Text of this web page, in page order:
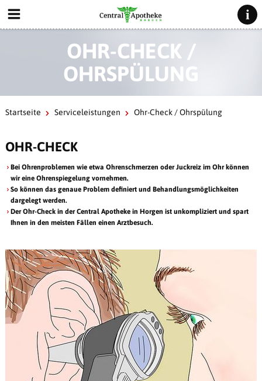
OHR-CHECK /
OHRSPÜLUNG
Startseite Serviceleistungen Ohr-Check / Ohrspülung
OHR-CHECK
Bei Ohrenproblemen wie etwa Ohrenschmerzen oder Juckreiz im Ohr können
wir eine Ohrenspiegelung vornehmen.
So können das genaue Problem definiert und Behandlungsmöglichkeiten
dargelegt werden.
Der Ohr-Check in der Central Apotheke in Horgen ist unkompliziert und spart
Ihnen in den meisten Fällen einen Arztbesuch.